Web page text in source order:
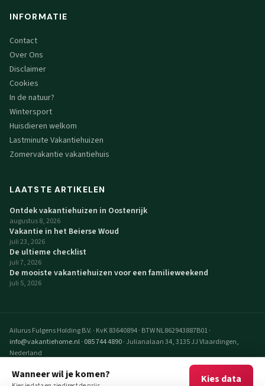
Wanneer wil je komen? Kies data
INFORMATIE
Contact
Over Ons
Disclaimer
Cookies
In de natuur?
Wintersport
Huisdieren welkom
Lastminute Vakantiehuizen
Zomervakantie vakantiehuis
LAATSTE ARTIKELEN
Ontdek vakantiehuizen in Oostenrijk
augustus 8, 2026
Vakantie in het Beierse Woud
juli 23, 2026
De ultieme checklist
juli 7, 2026
De mooiste vakantiehuizen voor een familieweekend
juli 5, 2026
Ailurus Fulgens Holding B.V. · KvK 83640894· BTW NL862943887B01·
info@vakantiehome.nl· 085 744 4890· Julianalaan 34, 3135 JJ Vlaardingen,
Nederland
© 2026 VakantieHome Vakantiehuizen. Alle rechten voorbehouden.
VakantieHome is een realisatie van Ailurus Fulgens Holding B.V.